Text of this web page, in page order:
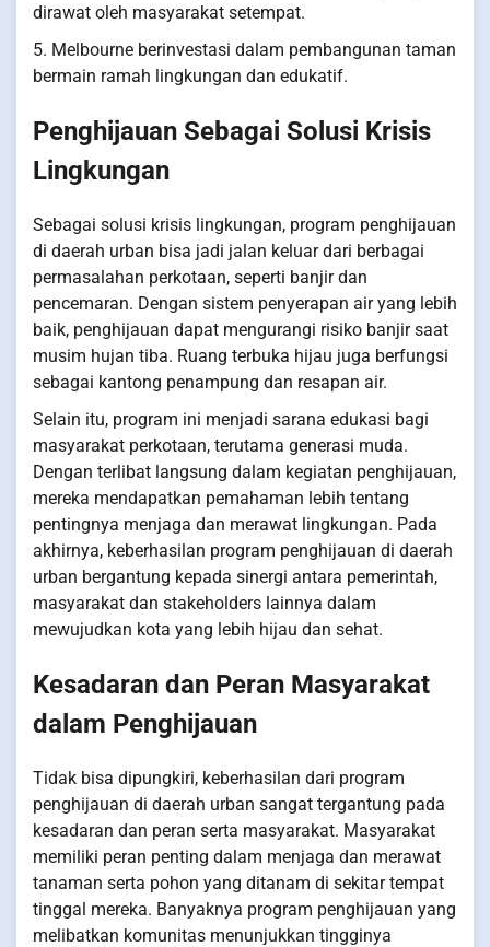
dirawat oleh masyarakat setempat.
5. Melbourne berinvestasi dalam pembangunan taman
bermain ramah lingkungan dan edukatif.
Penghijauan Sebagai Solusi Krisis
Lingkungan
Sebagai solusi krisis lingkungan, program penghijauan
di daerah urban bisa jadi jalan keluar dari berbagai
permasalahan perkotaan, seperti banjir dan
pencemaran. Dengan sistem penyerapan air yang lebih
baik, penghijauan dapat mengurangi risiko banjir saat
musim hujan tiba. Ruang terbuka hijau juga berfungsi
sebagai kantong penampung dan resapan air.
Selain itu, program ini menjadi sarana edukasi bagi
masyarakat perkotaan, terutama generasi muda.
Dengan terlibat langsung dalam kegiatan penghijauan,
mereka mendapatkan pemahaman lebih tentang
pentingnya menjaga dan merawat lingkungan. Pada
akhirnya, keberhasilan program penghijauan di daerah
urban bergantung kepada sinergi antara pemerintah,
masyarakat dan stakeholders lainnya dalam
mewujudkan kota yang lebih hijau dan sehat.
Kesadaran dan Peran Masyarakat
dalam Penghijauan
Tidak bisa dipungkiri, keberhasilan dari program
penghijauan di daerah urban sangat tergantung pada
kesadaran dan peran serta masyarakat. Masyarakat
memiliki peran penting dalam menjaga dan merawat
tanaman serta pohon yang ditanam di sekitar tempat
tinggal mereka. Banyaknya program penghijauan yang
melibatkan komunitas menunjukkan tingginya